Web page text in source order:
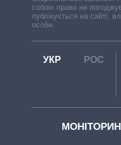
собою право не
публікується на сайті,
особи.
УКР РОС